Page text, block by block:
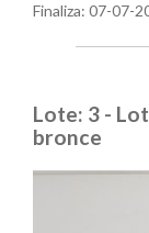
Finaliza: 07-07-
Lote: 3 -
bronce